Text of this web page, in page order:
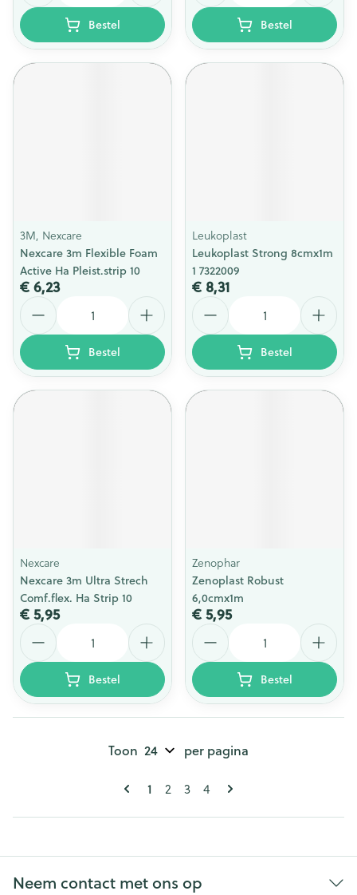
Bestel Bestel
3M, Nexcare
Nexcare 3m Flexible Foam
Active Ha Pleist.strip 10
€ 6,23
Bestel
Leukoplast
Leukoplast Strong 8cmx1m
1 7322009
€ 8,31
Aantal
Bestel
Nexcare
Nexcare 3m Ultra Strech
Comf.flex. Ha Strip 10
€ 5,95
Bestel
Zenophar
Zenoplast Robust
6,0cmx1m
€ 5,95
Aantal
Bestel
Pagina's
U lees momenteel pagina
1 Pagina
2 Pagina
3 Pagina
4
Toon per pagina
Neem contact met ons op